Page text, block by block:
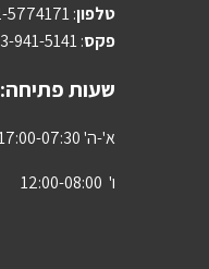
טלפון: 052-5774171
פקס: 03-941-5141
שעות פתיחה:
א'-ה' 17:00-07:30
ו' 12:00-08:00